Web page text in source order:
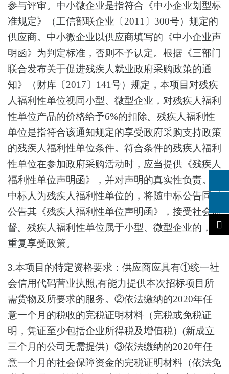
参与评审。中小微企业是指符合《中小企业划型标
准规定》（工信部联企业〔2011〕300号）规定的
供应商。中小微企业以供应商填写的《中小企业声
明函》为判定标准，否则不予认定。根据《三部门
联合发布关于促进残疾人就业政府采购政策的通
知》（财库〔2017〕141号）规定，本项目对残疾
人福利性单位视同小型、微型企业，对残疾人福利
性单位产品的价格给予6%的扣除。残疾人福利性
单位是指符合该通知规定的享受政府采购支持政策
的残疾人福利性单位条件。符合条件的残疾人福利
性单位在参加政府采购活动时，应当提供《残疾人
福利性单位声明函》，并对声明的真实性负责。若
中标人为残疾人福利性单位的，将随中标公告同时
公告其《残疾人福利性单位声明函》，接受社会监
督。残疾人福利性单位属于小型、微型企业的，不
重复享受政策。
3.本项目的特定资格要求：供应商应具有①统一社
会信用代码营业执照,有能力提供本次招标项目所
需货物及所要求的服务。②依法缴纳的2020年任
意一个月的税收的完税证明材料（完税或免税证
明，凭证至少包括企业所得税及增值税）(新成立
三个月的公司无需提供）③依法缴纳的2020年任
意一个月的社会保障资金的完税证明材料（依法免